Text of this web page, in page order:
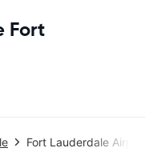
Fort
Fort Lauderdale